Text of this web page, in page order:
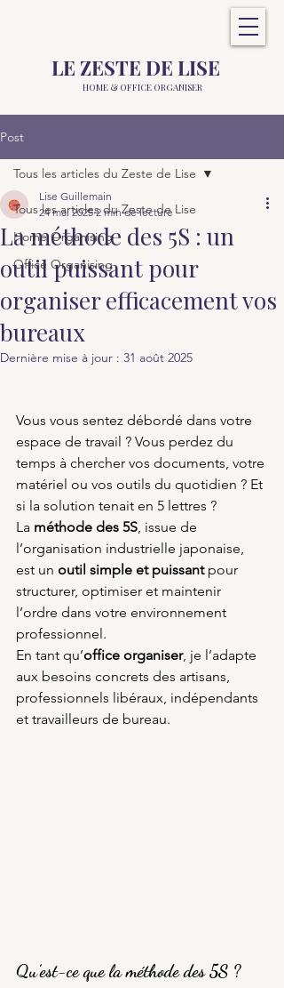
LE ZESTE DE LISE
HOME &OFFICE ORGANISER
Post
Tous les articles du Zeste de Lise
Home Organising
Office Organising
Tous les articles du Zeste de Lise
La méthode des 5S : un
outil puissant pour
organiser efficacement vos
bureaux
Lise Guillemain
24 mai 2025 2 min de lecture
Dernière mise à jour : 31 août 2025
Vous vous sentez débordé dans votre
espace de travail ? Vous perdez du
temps à chercher vos documents, votre
matériel ou vos outils du quotidien ? Et
si la solution tenait en 5 lettres ?
La méthode des 5S, issue de
l’organisation industrielle japonaise,
est un outil simple et puissant pour
structurer, optimiser et maintenir
l’ordre dans votre environnement
professionnel.
En tant qu’office organiser, je l’adapte
aux besoins concrets des artisans,
professionnels libéraux, indépendants
et travailleurs de bureau.
Qu’est-ce que la méthode des 5S ?